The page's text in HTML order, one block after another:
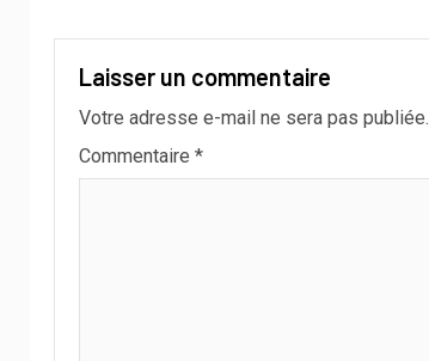
Laisser un commentaire
Votre adresse e-mail ne sera pas publiée.
Commentaire *